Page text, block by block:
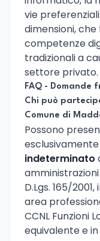
vie
dimensioni,
competenze
tradizionali a
settore privato.
FAQ - Domande
Chi può
Comune di
Possono
esclusivamente
indeterminato
D.Lgs. 165/
area
CCNL Funzioni
equivalente e